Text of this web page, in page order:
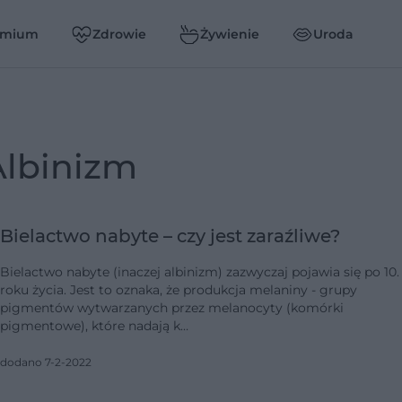
Zdrowie Żywienie Uroda
albinizm
Bielactwo nabyte – czy jest zaraźliwe?
Bielactwo nabyte (inaczej albinizm) zazwyczaj pojawia się po 10.
roku życia. Jest to oznaka, że produkcja melaniny - grupy
pigmentów wytwarzanych przez melanocyty (komórki
pigmentowe), które nadają k…
dodano 7-2-2022